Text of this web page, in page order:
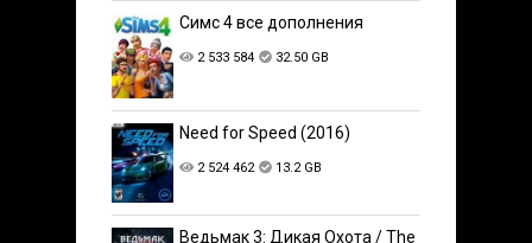
Симс 4 все дополнения
2 533 584 32.50 GB
Need for Speed (2016)
2 524 462 13.2 GB
Ведьмак 3: Дикая Охота / The